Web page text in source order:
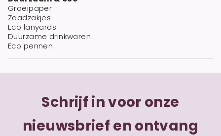
Groeipaper
Zaadzakjes
Eco lanyards
Duurzame drinkwaren
Eco pennen
Schrijf in voor onze
nieuwsbrief en ontvang